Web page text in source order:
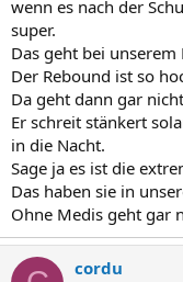
wenn es nach der
super.
Das geht bei
Der Rebound ist so
Da geht dann gar
Er schreit stänkert
in die Nacht.
Sage ja es ist die
Das haben sie in
Ohne Medis geht gar
cordu